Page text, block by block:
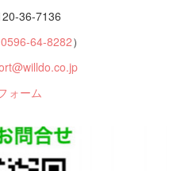
36-7136
0596-64-8282）
ォーム